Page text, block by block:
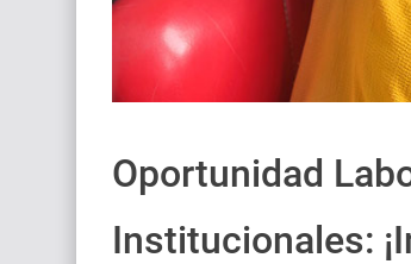
Oportunidad
Institucionales: